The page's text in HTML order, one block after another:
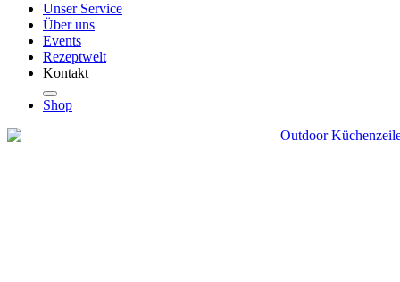
Unser Service
Über uns
Events
Rezeptwelt
Kontakt
Shop